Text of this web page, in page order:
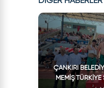
ÇANKIRI
MEMIŞ